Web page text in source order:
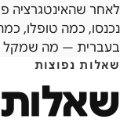
בעברית — מה שמקל על
שאלות נפוצות